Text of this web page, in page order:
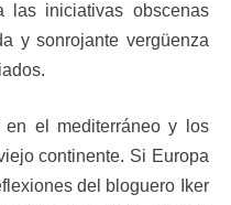
las iniciativas obscenas
y sonrojante vergüenza
en el mediterráneo y los
continente. Si Europa
del bloguero Iker